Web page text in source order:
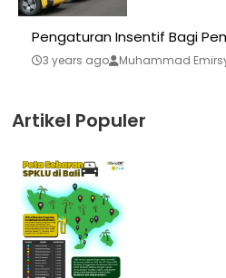
Pengaturan Insentif Bagi
3 years ago Muhammad
Artikel Populer